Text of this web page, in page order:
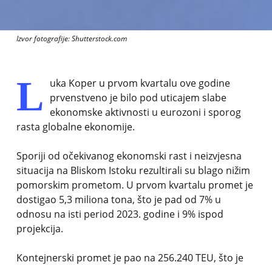
Izvor fotografije: Shutterstock.com
L uka Koper u prvom kvartalu ove godine
prvenstveno je bilo pod uticajem slabe
ekonomske aktivnosti u eurozoni i sporog
rasta globalne ekonomije.
Sporiji od očekivanog ekonomski rast i neizvjesna
situacija na Bliskom Istoku rezultirali su blago nižim
pomorskim prometom. U prvom kvartalu promet je
dostigao 5,3 miliona tona, što je pad od 7% u
odnosu na isti period 2023. godine i 9% ispod
projekcija.
Kontejnerski promet je pao na 256.240 TEU, što je